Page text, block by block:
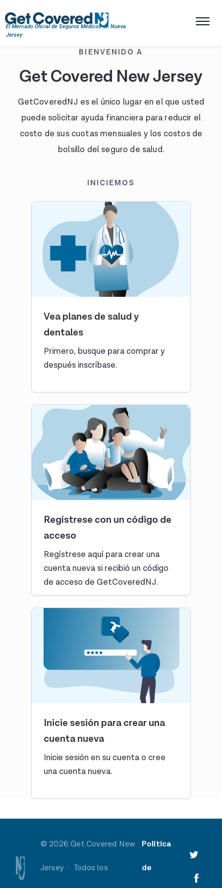
El Mercado Oficial de Seguros Médicos de Nueva
Jersey
Iniciar sesión
Ayuda y soporte
BIENVENIDO A
Get Covered New Jersey
GetCoveredNJ es el único lugar en el que usted
puede solicitar ayuda financiera para reducir el
costo de sus cuotas mensuales y los costos de
bolsillo del seguro de salud.
INICIEMOS
Vea planes de salud y
dentales
Primero, busque para comprar y
después inscríbase.
Regístrese con un código de
acceso
Regístrese aquí para crear una
cuenta nueva si recibió un código
de acceso de GetCoveredNJ.
Inicie sesión para crear una
cuenta nueva
Inicie sesión en su cuenta o cree
una cuenta nueva.
© 2026 Get Covered New
Jersey · Todos los
Política
de